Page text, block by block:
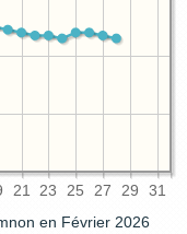
21 23 25 27 29 31
en Février 2026